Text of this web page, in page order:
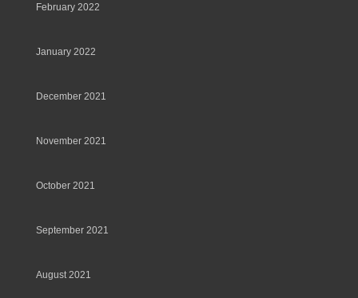
February 2022
January 2022
December 2021
November 2021
October 2021
September 2021
August 2021